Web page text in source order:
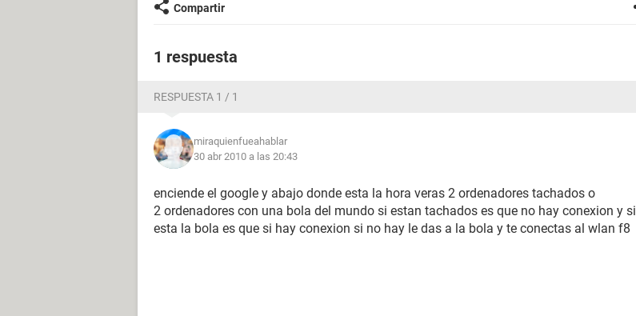
Compartir
1 respuesta
RESPUESTA 1 / 1
miraquienfueahablar
30 abr 2010 a las 20:43
enciende el google y abajo donde esta la hora veras 2 ordenadores tachados o
2 ordenadores con una bola del mundo si estan tachados es que no hay conexion y si
esta la bola es que si hay conexion si no hay le das a la bola y te conectas al wlan f8